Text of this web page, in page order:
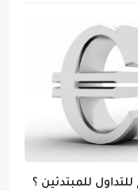
للمبتدئين ؟